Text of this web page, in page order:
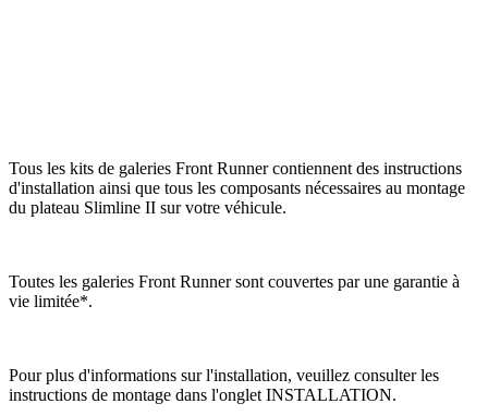
Tous les kits de galeries Front Runner contiennent des instructions
d'installation ainsi que tous les composants nécessaires au montage
du plateau Slimline II sur votre véhicule.
Toutes les galeries Front Runner sont couvertes par une garantie à
vie limitée*.
Pour plus d'informations sur l'installation, veuillez consulter les
instructions de montage dans l'onglet INSTALLATION.